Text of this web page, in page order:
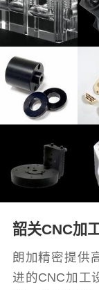
韶关CNC加
朗加精密提供
进的CNC加工